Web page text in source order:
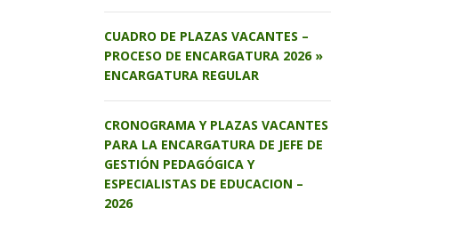
CUADRO DE PLAZAS VACANTES –
PROCESO DE ENCARGATURA 2026 »
ENCARGATURA REGULAR
CRONOGRAMA Y PLAZAS VACANTES
PARA LA ENCARGATURA DE JEFE DE
GESTIÓN PEDAGÓGICA Y
ESPECIALISTAS DE EDUCACION –
2026